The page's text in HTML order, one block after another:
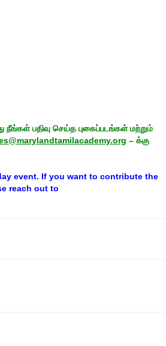
நீங்கள் பதிவு செய்த புகைப்படங்கள் மற்றும்
– க்கு
event. If you want to contribute the
reach out to